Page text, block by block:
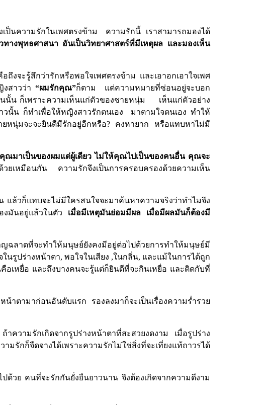
เป็นความรักในเพศตรงข้าม ความรักนี้
เราสามารถมองได้
ทางพุทธศาสนา อันเป็นวิทยาศาสตร์ที่มีเหตุผล และมองเห็น
อถึงจะรู้สึกว่ารักหรือพอใจเพศตรงข้าม และเอาอกเอาใจเพศ
งสาวว่า“ผมรักคุณ”ก็ตาม
แต่ความหมายที่ซ่อนอยู่จะบอก
นนั้น ก็เพราะความเห็นแก่ตัวของชายหนุ่ม
เห็นแก่ตัวอย่าง
วนั้น ก็ทำเพื่อให้หญิงสาวรักตนเอง
มาตามใจตนเอง ทำให้
ยหนุ่มจะจะยินดีมีรักอยู่อีกหรือ? คงหายาก
หรือแทบหาไม่มี
ณมาเป็นของผมแต่ผู้เดียว ไม่ให้คุณไปเป็นของคนอื่น คุณจะ
วยเหมือนกัน
ความรักจึงเป็นการครอบครองด้วยความเห็น
แล้วก็แทบจะไม่มีใครสนใจจะมาค้นหาความจริงว่าทำไมจึง
งมันอยู่แล้วในตัว เมื่อมีเหตุมันย่อมมีผล
เมื่อมีผลมันก็ต้องมี
ฉลาดที่จะทำให้มนุษย์ยังคงมีอยู่ต่อไปด้วยการทำให้มนุษย์มี
ในรูปร่างหน้าตา, พอใจในเสียง ,ในกลิ่น, และแม้ในการได้ถูก
อเหยื่อ และถึงบางคนจะรู้แต่ก็ยินดีที่จะกินเหยื่อ และติดกับที่
หน้าตามาก่อนอันดับแรก
รองลงมาก็จะเป็นเรื่องความร่ำรวย
ถ้าความรักเกิดจากรูปร่างหน้าตาที่สะสวยงดงาม
เมื่อรูปร่าง
ามรักก็จืดจางได้เพราะความรักไม่ใช่สิ่งที่จะเที่ยงแท้ถาวรได้
วย คนที่จะรักกันยั่งยืนยาวนาน จึงต้องเกิดจากความดีงาม